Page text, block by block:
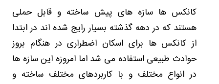
در
مورد
تفاوت
هایی
که
کانکس
پانلی
و
کانکس ها سازه های پیش ساخته و قابل حملی
هستند که در دهه گذشته بسیار رایج شده اند در ابتدا
از کانکس ها برای اسکان اضطراری در هنگام بروز
حوادث طبیعی استفاده می شد اما امروزه این سازه ها
در انواع مختلف و با کاربردهای مختلف ساخته و